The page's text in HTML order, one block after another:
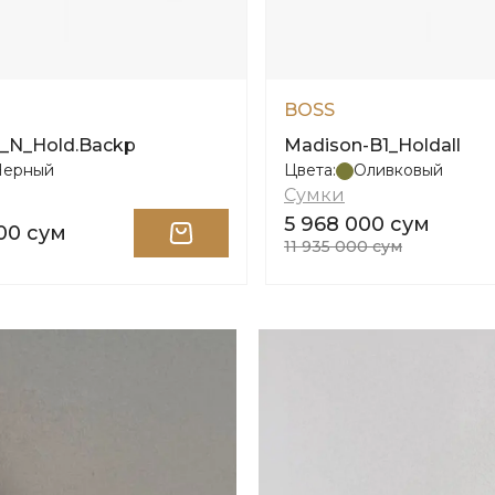
сум
BOSS
Madison-B1_Holdall
Цвета: Оливковый
Сумки
5 968 000 сум
11 935 000 сум